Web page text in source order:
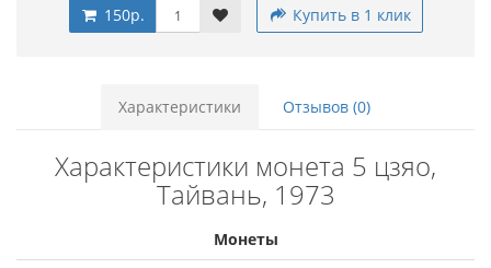
150р. Купить в 1 клик
Характеристики Отзывов (0)
Характеристики монета 5 цзяо,
Тайвань, 1973
Монеты